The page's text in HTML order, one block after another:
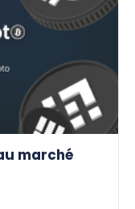
marché